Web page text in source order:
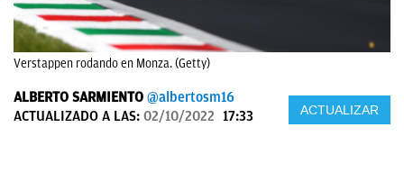
Verstappen rodando en Monza. (Getty)
ALBERTO SARMIENTO @albertosm16
ACTUALIZADO A LAS: 02/10/2022 17:33 ACTUALIZAR